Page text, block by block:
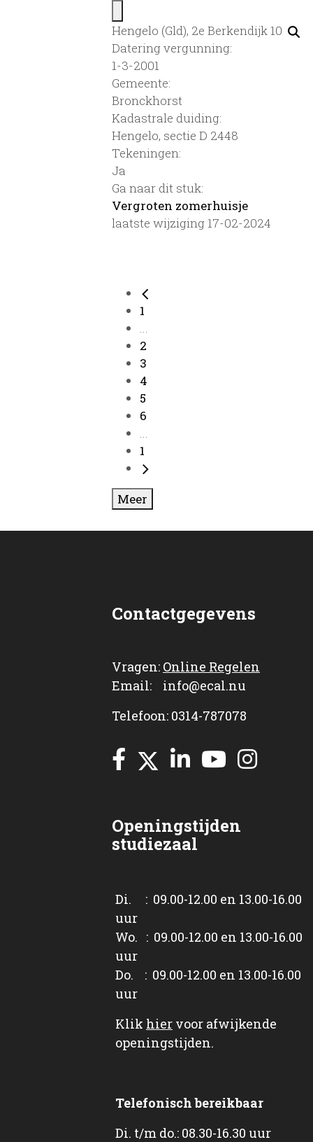
Hengelo (Gld), 2e Berkendijk 10
Datering vergunning:
1-3-2001
Gemeente:
Bronckhorst
Kadastrale duiding:
Hengelo, sectie D 2448
Tekeningen:
Ja
Ga naar dit stuk:
Vergroten zomerhuisje
laatste wijziging 17-02-2024
1
...
2
3
4
5
6
...
1
Meer
Contactgegevens
Vragen: Online Regelen
Email: info@ecal.nu
Telefoon: 0314-787078
Openingstijden
studiezaal
Di. : 09.00-12.00 en 13.00-16.00
uur
Wo. : 09.00-12.00 en 13.00-16.00
uur
Do. : 09.00-12.00 en 13.00-16.00
uur
Klik hier voor afwijkende
openingstijden.
Telefonisch bereikbaar
Di. t/m do.: 08.30-16.30 uur